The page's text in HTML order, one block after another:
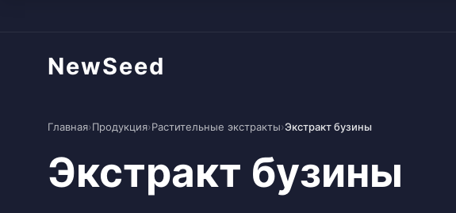
NewSeed
Главная›Продукция›Растительные экстракты›Экстракт бузины
Экстракт бузины